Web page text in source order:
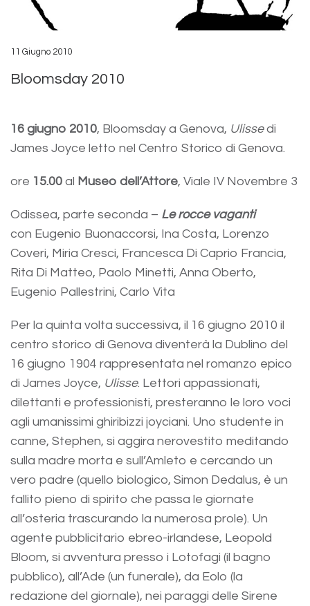
11 Giugno 2010
Bloomsday 2010
16 giugno 2010, Bloomsday a Genova, Ulissedi
James Joyce letto nel Centro Storico di Genova.
ore 15.00 al Museo dell’Attore, Viale IV Novembre 3
Odissea, parte seconda – Le rocce vaganti
con Eugenio Buonaccorsi, Ina Costa, Lorenzo
Coveri, Miria Cresci, Francesca Di Caprio Francia,
Rita Di Matteo, Paolo Minetti, Anna Oberto,
Eugenio Pallestrini, Carlo Vita
Per la quinta volta successiva, il 16 giugno 2010 il
centro storico di Genova diventerà la Dublino del
16 giugno 1904 rappresentata nel romanzo epico
di James Joyce, Ulisse. Lettori appassionati,
dilettanti e professionisti, presteranno le loro voci
agli umanissimi ghiribizzi joyciani. Uno studente in
canne, Stephen, si aggira nerovestito meditando
sulla madre morta e sull’Amleto e cercando un
vero padre (quello biologico, Simon Dedalus, è un
fallito pieno di spirito che passa le giornate
all’osteria trascurando la numerosa prole). Un
agente pubblicitario ebreo-irlandese, Leopold
Bloom, si avventura presso i Lotofagi (il bagno
pubblico), all’Ade (un funerale), da Eolo (la
redazione del giornale), nei paraggi delle Sirene